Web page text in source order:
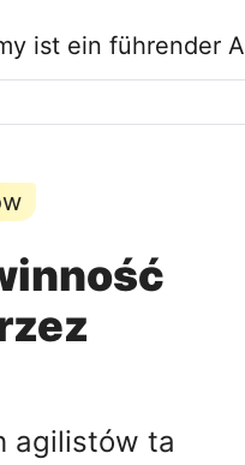
agilistów ta